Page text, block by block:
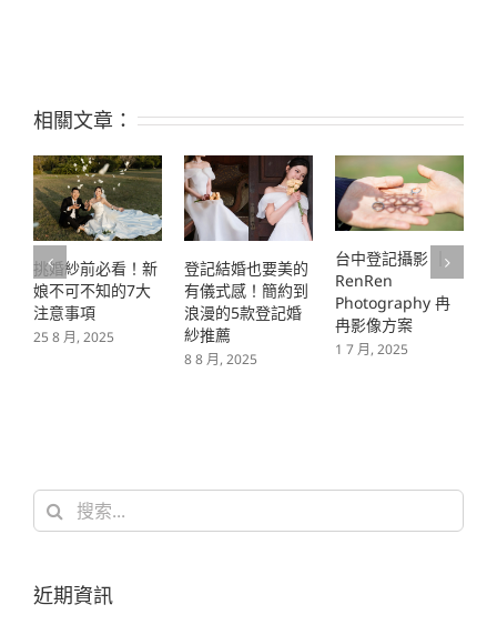
相關文章：
挑婚紗前必看！新
娘不可不知的7大
注意事項
25 8 月, 2025
登記結婚也要美的
有儀式感！簡約到
浪漫的5款登記婚
紗推薦
8 8 月, 2025
台中登記攝影 ｜
RenRen
Photography 冉
冉影像方案
1 7 月, 2025
搜
近期資訊